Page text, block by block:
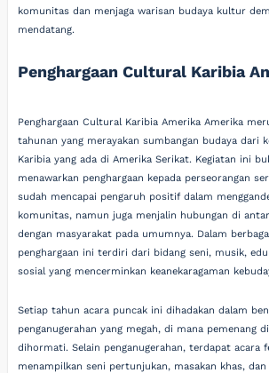
komunitas dan menjaga warisan budaya kultur
mendatang.
Penghargaan Cultural Karibia
Penghargaan Cultural Karibia Amerika Amerika
tahunan yang merayakan sumbangan budaya dari
Karibia yang ada di Amerika Serikat. Kegiatan ini
menawarkan penghargaan kepada perseorangan
sudah mencapai pengaruh positif dalam
komunitas, namun juga menjalin hubungan di
dengan masyarakat pada umumnya. Dalam
penghargaan ini terdiri dari bidang seni, musik,
sosial yang mencerminkan keanekaragaman
Setiap tahun acara puncak ini dihadakan dalam
penganugerahan yang megah, di mana pemenang
dihormati. Selain penganugerahan, terdapat acara
menampilkan seni pertunjukan, masakan khas,